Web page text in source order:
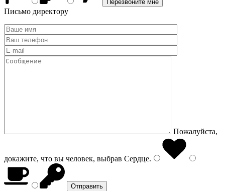
Письмо директору
Пожалуйста,
докажите, что вы человек, выбрав Сердце.